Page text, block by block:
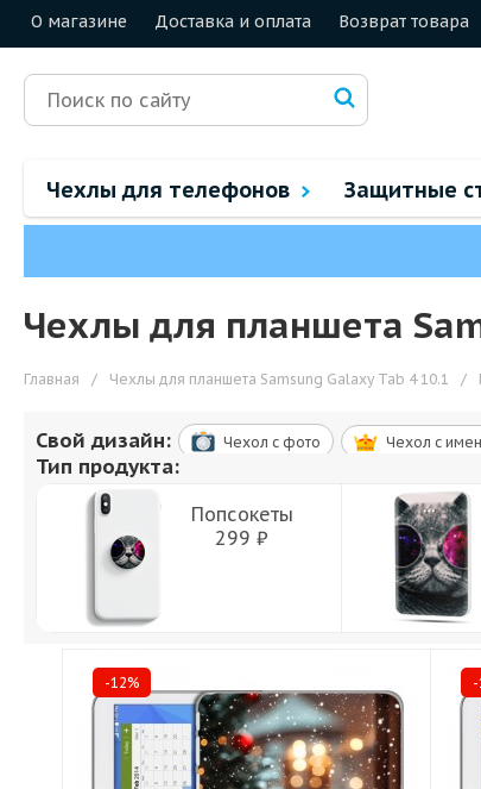
О магазине Доставка и оплата Возврат товара
Чехлы для телефонов Защитные
Чехлы для планшета
Главная / Чехлы для планшета Samsung Galaxy Tab 4 10.1 /
Свой дизайн: Чехол c фото Чехол c
Тип продукта:
Попсокеты
299 ₽
-12%